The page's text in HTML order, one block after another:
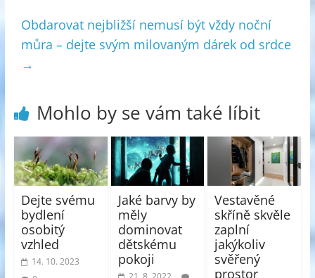
Obdarovat nejbližší nemusí být vždy noční
můra – dejte svým milovaným dárek od srdce
→
Mohlo by se vám také líbit
Dejte svému
bydlení
osobitý
vzhled
14. 10. 2023
Jaké barvy by
měly
dominovat
dětskému
pokoji
Vestavěné
skříně skvěle
zaplní
jakýkoliv
svěřený
prostor